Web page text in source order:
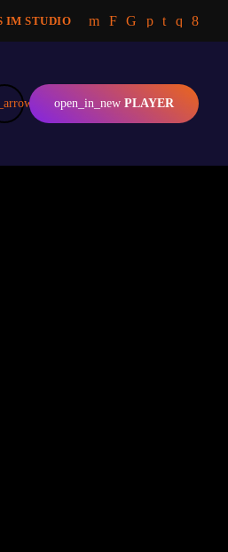
IM STUDIO
open_in_new PLAYER